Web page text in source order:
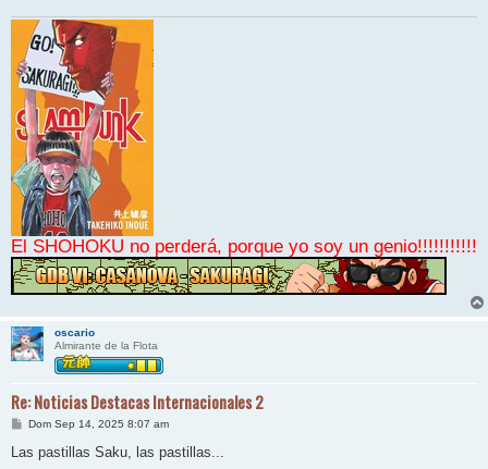
El SHOHOKU no perderá, porque yo soy un genio!!!!!!!!!!!
oscario
Almirante de la Flota
Re: Noticias Destacas Internacionales 2
M
n
Dom Sep 14, 2025 8:07 am
Las pastillas Saku, las pastillas...